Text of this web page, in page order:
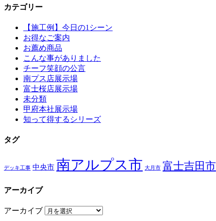
カテゴリー
【施工例】今日の1シーン
お得なご案内
お薦め商品
こんな事がありました
チーフ笑顔の公言
南プス店展示場
富士桜店展示場
未分類
甲府本社展示場
知って得するシリーズ
タグ
デッキ工事 中央市 南アルプス市 大月市 富士吉田市
アーカイブ
アーカイブ